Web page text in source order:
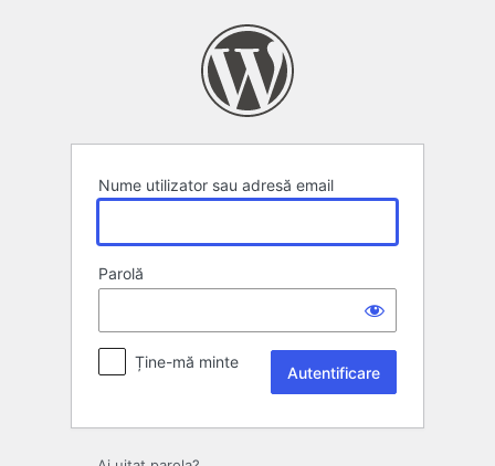
Nume utilizator sau adresă email
Parolă
Ține-mă minte